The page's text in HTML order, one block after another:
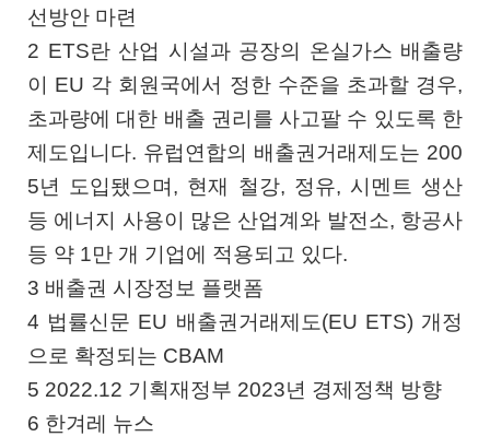
선방안 마련
2 ETS란 산업 시설과 공장의 온실가스 배출량
이 EU 각 회원국에서 정한 수준을 초과할 경우,
초과량에 대한 배출 권리를 사고팔 수 있도록 한
제도입니다. 유럽연합의 배출권거래제도는 200
5년 도입됐으며, 현재 철강, 정유, 시멘트 생산
등 에너지 사용이 많은 산업계와 발전소, 항공사
등 약 1만 개 기업에 적용되고 있다.
3 배출권 시장정보 플랫폼
4 법률신문 EU 배출권거래제도(EU ETS) 개정
으로 확정되는 CBAM
5 2022.12 기획재정부 2023년 경제정책 방향
6 한겨레 뉴스